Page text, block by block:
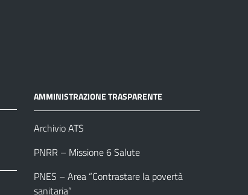
AMMINISTRAZIONE TRASPARENTE
Archivio ATS
PNRR – Missione 6 Salute
PNES – Area “Contrastare la povertà
sanitaria”